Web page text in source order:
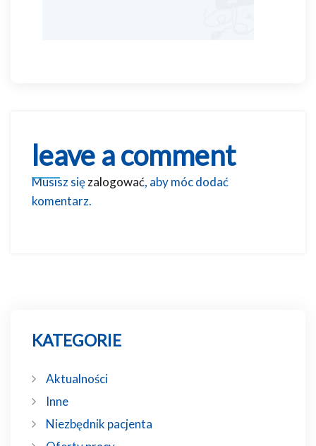
leave a comment
Musisz sięzalogować, aby móc dodać
komentarz.
KATEGORIE
Aktualności
Inne
Niezbędnik pacjenta